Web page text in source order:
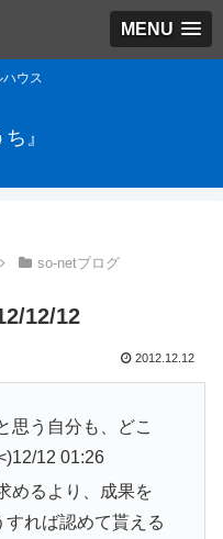
MENU
ウス
』
so-netブログ
12/12
2012.12.12
思う自分も、どこ
12/12 01:26
めるより、成果を
れば認めて貰える